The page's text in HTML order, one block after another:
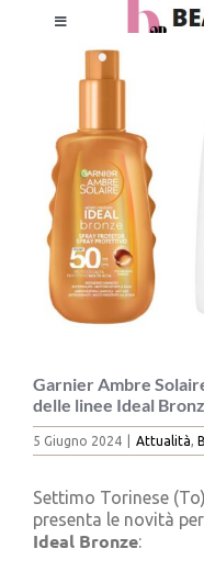
Toggle
Navigation
CHI SIAMO
LE RIVISTE
NEWSLETTER
CATEGORIE
CONTATTI
per:
immagine
Garnier Ambre
delle linee Ideal
5 Giugno 2024 Attualità,
Settimo Torinese
presenta le novità
Ideal Bronze: